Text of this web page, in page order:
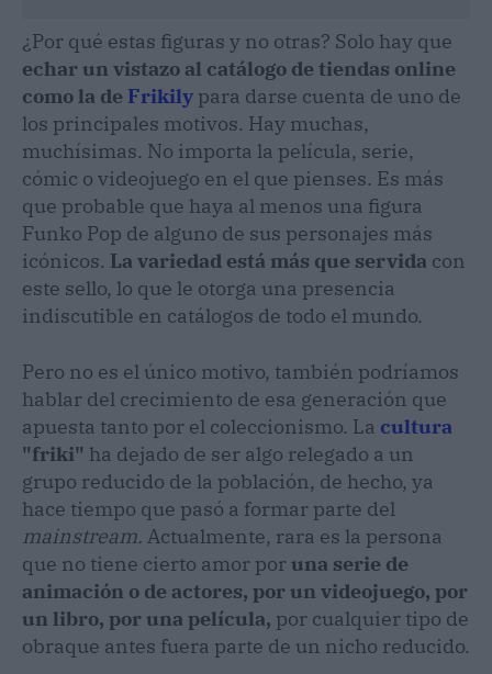
¿Por qué estas figuras y no otras? Solo hay que
echar un vistazo al catálogo de tiendas online
como la de Frikily para darse cuenta de uno de
los principales motivos. Hay muchas,
muchísimas. No importa la película, serie,
cómic o videojuego en el que pienses. Es más
que probable que haya al menos una figura
Funko Pop de alguno de sus personajes más
icónicos. La variedad está más que servida con
este sello, lo que le otorga una presencia
indiscutible en catálogos de todo el mundo.
Pero no es el único motivo, también podríamos
hablar del crecimiento de esa generación que
apuesta tanto por el coleccionismo. La cultura
"friki" ha dejado de ser algo relegado a un
grupo reducido de la población, de hecho, ya
hace tiempo que pasó a formar parte del
mainstream. Actualmente, rara es la persona
que no tiene cierto amor poruna serie de
animación o de actores, por un videojuego, por
un libro, por una película, por cualquier tipo de
obraque antes fuera parte de un nicho reducido.